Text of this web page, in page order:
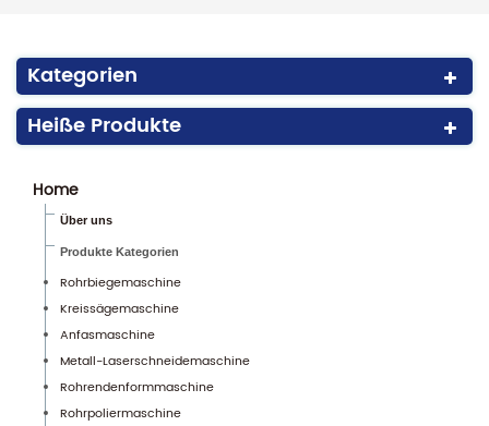
Kategorien
Heiße Produkte
Home
Über uns
Produkte Kategorien
Rohrbiegemaschine
Kreissägemaschine
Anfasmaschine
Metall-Laserschneidemaschine
Rohrendenformmaschine
Rohrpoliermaschine